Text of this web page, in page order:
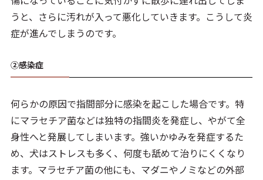
うと、さらに汚れが入って悪化していきます。こうして炎
症が進んでしまうのです。
②感染症
何らかの原因で指間部分に感染を起こした場合です。特
にマラセチア菌などは独特の指間炎を発症し、やがて全
身性へと発展してしまいます。強いかゆみを発症するた
め、犬はストレスも多く、何度も舐めて治りにくくなり
ます。マラセチア菌の他にも、マダニやノミなどの外部